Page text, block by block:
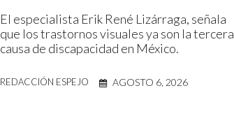
El especialista Erik René Lizárraga, señala
que los trastornos visuales ya son la tercera
causa de discapacidad en México.
REDACCIÓN ESPEJO AGOSTO 6, 2026